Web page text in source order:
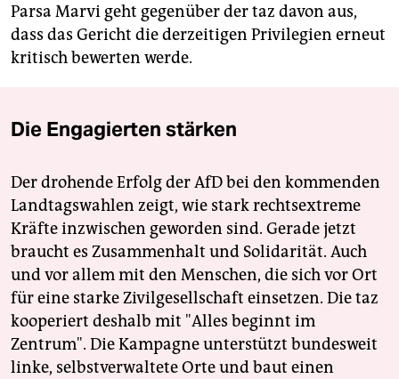
Parsa Marvi geht gegenüber der taz davon aus,
dass das Gericht die derzeitigen Privilegien erneut
kritisch bewerten werde.
Die Engagierten stärken
Der drohende Erfolg der AfD bei den kommenden
Landtagswahlen zeigt, wie stark rechtsextreme
Kräfte inzwischen geworden sind. Gerade jetzt
braucht es Zusammenhalt und Solidarität. Auch
und vor allem mit den Menschen, die sich vor Ort
für eine starke Zivilgesellschaft einsetzen. Die taz
kooperiert deshalb mit "Alles beginnt im
Zentrum". Die Kampagne unterstützt bundesweit
linke, selbstverwaltete Orte und baut einen